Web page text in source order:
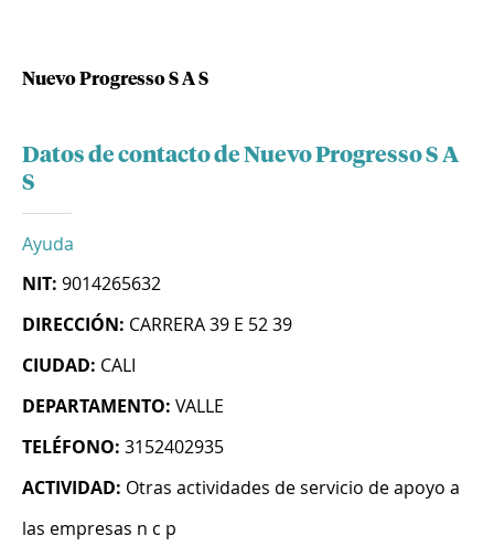
Nuevo Progresso S A S
Datos de contacto de Nuevo Progresso S A
S
Ayuda
NIT: 9014265632
DIRECCIÓN: CARRERA 39 E 52 39
CIUDAD: CALI
DEPARTAMENTO: VALLE
TELÉFONO: 3152402935
ACTIVIDAD: Otras actividades de servicio de apoyo a
las empresas n c p